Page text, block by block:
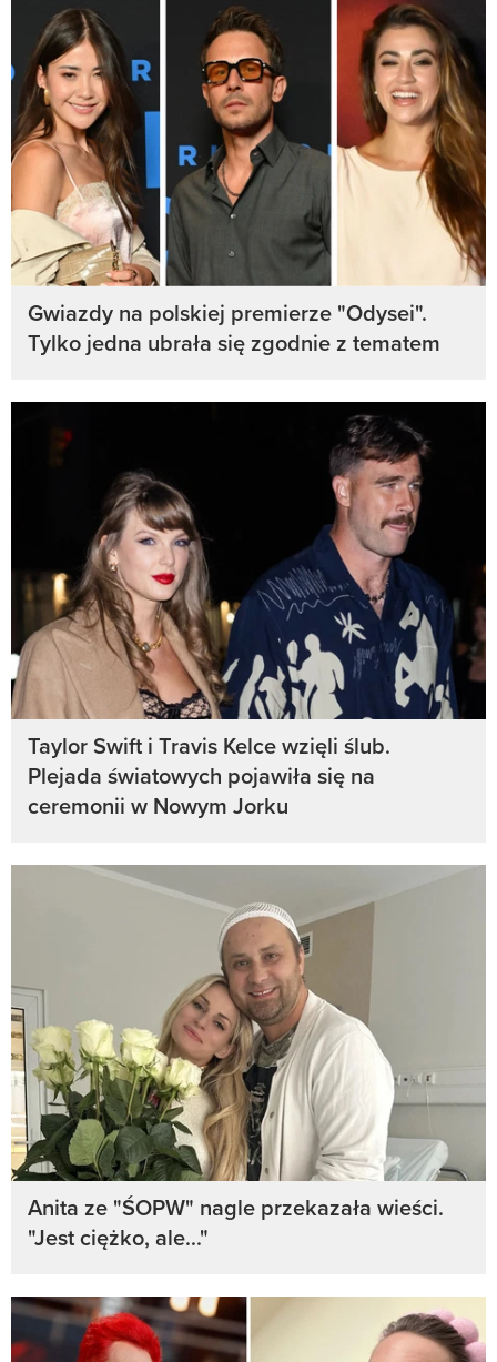
Gwiazdy na polskiej premierze "Odysei".
Tylko jedna ubrała się zgodnie z tematem
Taylor Swift i Travis Kelce wzięli ślub.
Plejada światowych pojawiła się na
ceremonii w Nowym Jorku
Anita ze "ŚOPW" nagle przekazała wieści.
"Jest ciężko, ale..."